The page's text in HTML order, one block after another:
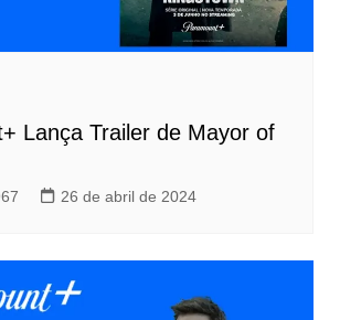
Lança Trailer de Mayor of
26 de abril de 2024